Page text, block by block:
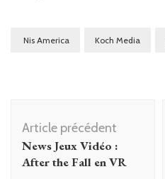
Nis America Koch Media
d'article
Article précédent
News Jeux Vidéo :
After the Fall en VR